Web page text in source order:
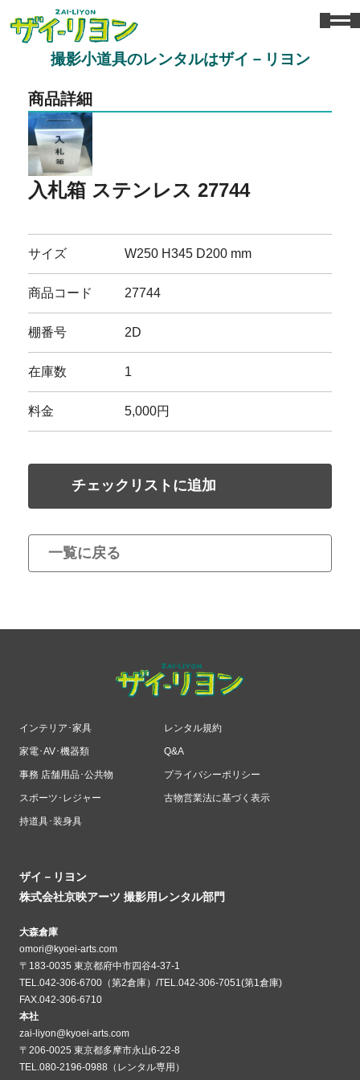
撮影小道具のレンタルはザイ－リヨン
商品詳細
入札箱 ステンレス 27744
サイズ W250 H345 D200 mm
商品コード 27744
棚番号 2D
在庫数 1
料金 5,000円
チェックリストに追加
一覧に戻る
インテリア･家具
家電･AV･機器類
事務 店舗用品･公共物
スポーツ･レジャー
持道具･装身具
レンタル規約
Q&A
プライバシーポリシー
古物営業法に基づく表示
ザイ－リヨン
株式会社京映アーツ 撮影用レンタル部門
大森倉庫
omori@kyoei-arts.com
〒183-0035 東京都府中市四谷4-37-1
TEL.042-306-6700（第2倉庫）/TEL.042-306-7051(第1倉庫)
FAX.042-306-6710
本社
zai-liyon@kyoei-arts.com
〒206-0025 東京都多摩市永山6-22-8
TEL.080-2196-0988（レンタル専用）